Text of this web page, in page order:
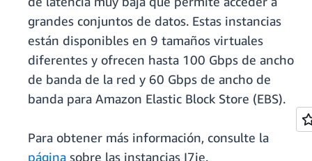
grandes conjuntos de datos. Estas instancias
están disponibles en 9 tamaños virtuales
diferentes y ofrecen hasta 100 Gbps de ancho
de banda de la red y 60 Gbps de ancho de
banda para Amazon Elastic Block Store (EBS).
Para obtener más información, consulte la
página sobre las instancias I7ie.